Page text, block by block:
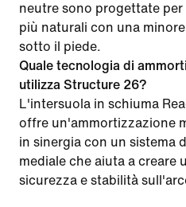
neutre sono progettate
più naturali con una
sotto il piede.
Quale tecnologia di
utilizza Structure 26?
L'intersuola in schiuma
offre un'ammortizzazione
in sinergia con un sistema
mediale che aiuta a creare
sicurezza e stabilità